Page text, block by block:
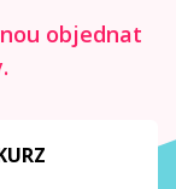
objednat